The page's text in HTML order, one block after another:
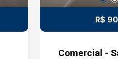
R$
Comercial -